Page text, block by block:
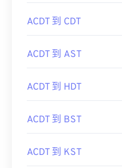
ACDT 到 CDT
ACDT 到 AST
ACDT 到 HDT
ACDT 到 BST
ACDT 到 KST